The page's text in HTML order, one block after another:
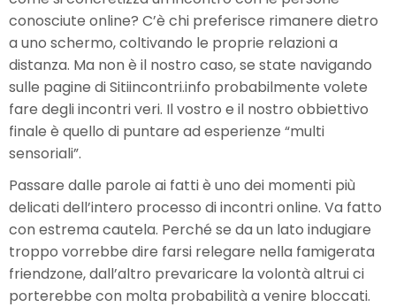
conosciute online? C’è chi preferisce rimanere dietro
a uno schermo, coltivando le proprie relazioni a
distanza. Ma non è il nostro caso, se state navigando
sulle pagine di Sitiincontri.info probabilmente volete
fare degli incontri veri. Il vostro e il nostro obbiettivo
finale è quello di puntare ad esperienze “multi
sensoriali”.
Passare dalle parole ai fatti è uno dei momenti più
delicati dell’intero processo di incontri online. Va fatto
con estrema cautela. Perché se da un lato indugiare
troppo vorrebbe dire farsi relegare nella famigerata
friendzone, dall’altro prevaricare la volontà altrui ci
porterebbe con molta probabilità a venire bloccati.